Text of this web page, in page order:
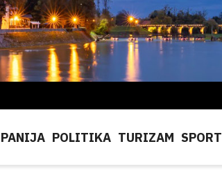
POLITIKA TURIZAM SPORT